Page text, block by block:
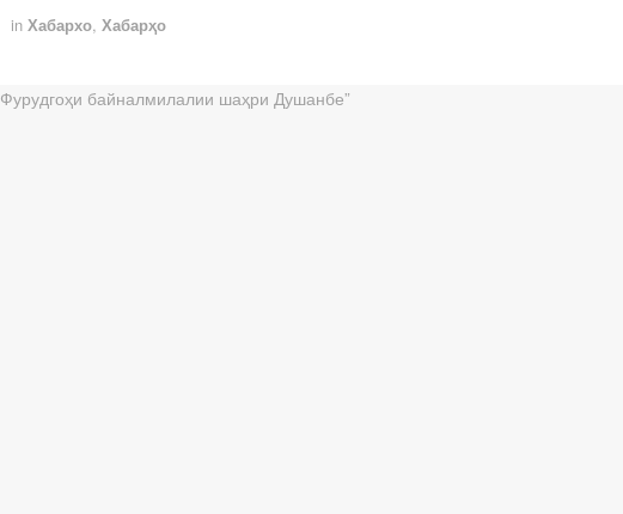
in Хабархо, Хабарҳо